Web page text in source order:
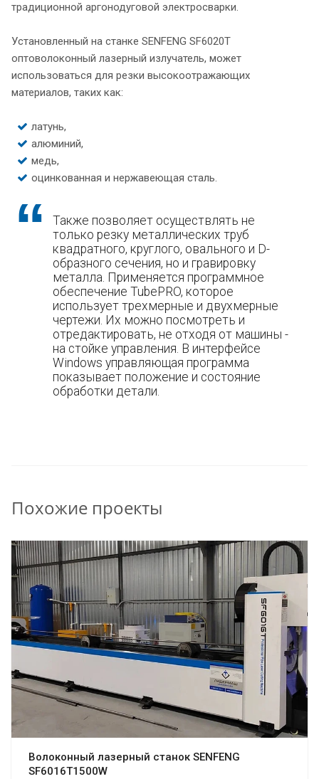
традиционной аргонодуговой электросварки.
Установленный на станке SENFENG SF6020T
оптоволоконный лазерный излучатель, может
использоваться для резки высокоотражающих
материалов, таких как:
латунь,
алюминий,
медь,
оцинкованная и нержавеющая сталь.
Также позволяет осуществлять не
только резку металлических труб
квадратного, круглого, овального и D-
образного сечения, но и гравировку
металла. Применяется программное
обеспечение TubePRO, которое
использует трехмерные и двухмерные
чертежи. Их можно посмотреть и
отредактировать, не отходя от машины -
на стойке управления. В интерфейсе
Windows управляющая программа
показывает положение и состояние
обработки детали.
Похожие проекты
Волоконный лазерный станок SENFENG
SF6016T1500W